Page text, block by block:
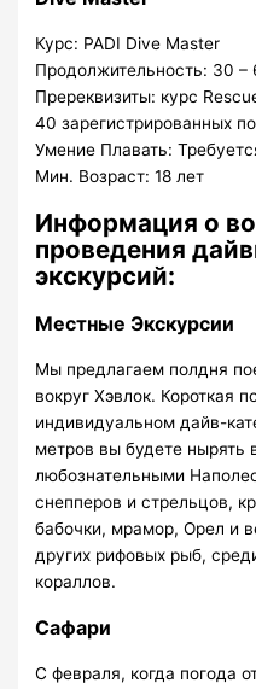
Курс: PADI Dive Master
Продолжительность: 30 –
Пререквизиты: курс
40 зарегистрированных
Умение Плавать:
Мин. Возраст: 18 лет
Информация о
проведения
экскурсий:
Местные Экскурсии
Мы предлагаем полдня
вокруг Хэвлок. Короткая
индивидуальном дайв-
метров вы будете
любознательными
снепперов и стрельцов,
бабочки, мрамор, Орел и
других рифовых рыб,
кораллов.
Сафари
С февраля, когда погода